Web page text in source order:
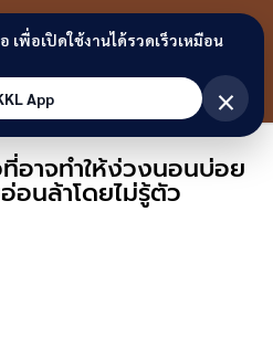
ขอนแก่น
ลิงก์
อาจทำให้ง่วงนอนบ่อย
อนล้าโดยไม่รู้ตัว
เพื่อเปิดใช้งานได้รวดเร็วเหมือน
App
×